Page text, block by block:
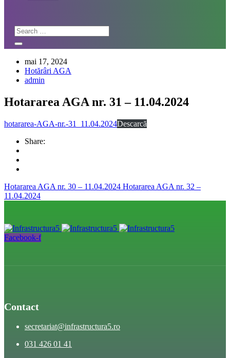
mai 17, 2024
Hotărâri AGA
admin
Hotararea AGA nr. 31 – 11.04.2024
hotararea-AGA-nr.-31_11.04.2024Descarcă
Share:
Hotararea AGA nr. 30 – 11.04.2024 Hotararea AGA nr. 32 –
11.04.2024
Facebook-f
Contact
secretariat@infrastructura5.ro
031 426 01 41